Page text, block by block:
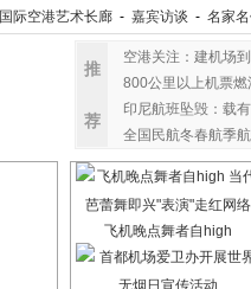
国际空港艺术长廊 - 嘉宾访谈 - 名家
推
荐
空港关注：建机场
800公里以上机票燃
印尼航班坠毁：载
全国民航冬春航季
飞机晚点舞者自high